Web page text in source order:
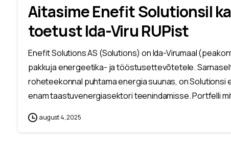
Aitasime Enefit Solutionsil
toetust Ida-Viru RUPist
Enefit Solutions AS (Solutions) on Ida-Virumaal
pakkuja energeetika- ja tööstusettevõtetele.
roheteekonnal puhtama energia suunas, on
enam taastuvenergiasektori teenindamisse. Portfelli
august 4, 2025